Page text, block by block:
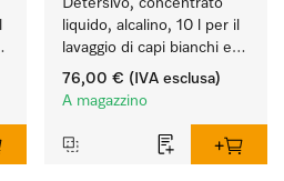
Detersivo, concentrato
liquido, alcalino, 10 l per il
lavaggio di capi bianchi e
colorati resistenti.
76,00 € (IVA esclusa)
A magazzino